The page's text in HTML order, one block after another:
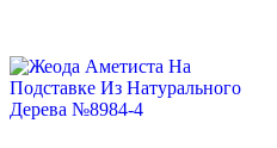
Опции
можно